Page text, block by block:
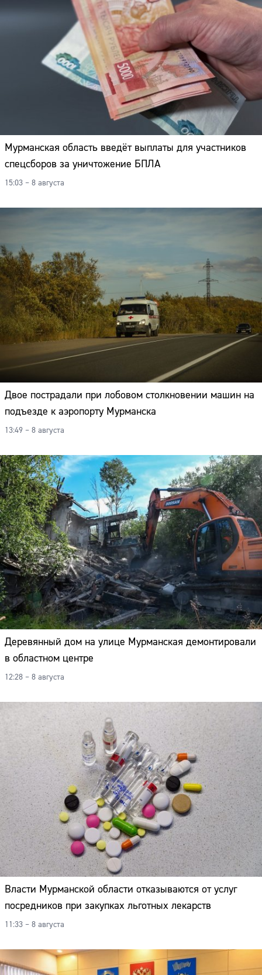
Мурманская область введёт выплаты для участников
спецсборов за уничтожение БПЛА
15:03 – 8 августа
Двое пострадали при лобовом столкновении машин на
подъезде к аэропорту Мурманска
13:49 – 8 августа
Деревянный дом на улице Мурманская демонтировали
в областном центре
12:28 – 8 августа
Власти Мурманской области отказываются от услуг
посредников при закупках льготных лекарств
11:33 – 8 августа